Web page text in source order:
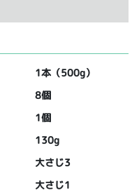
1本（500g）
8個
1個
130g
大さじ3
大さじ1